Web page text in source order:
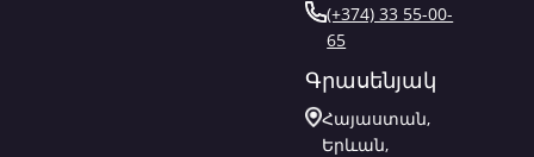
(+374) 33 55-00-
65
Գրասենյակ
Հայաստան,
Երևան,